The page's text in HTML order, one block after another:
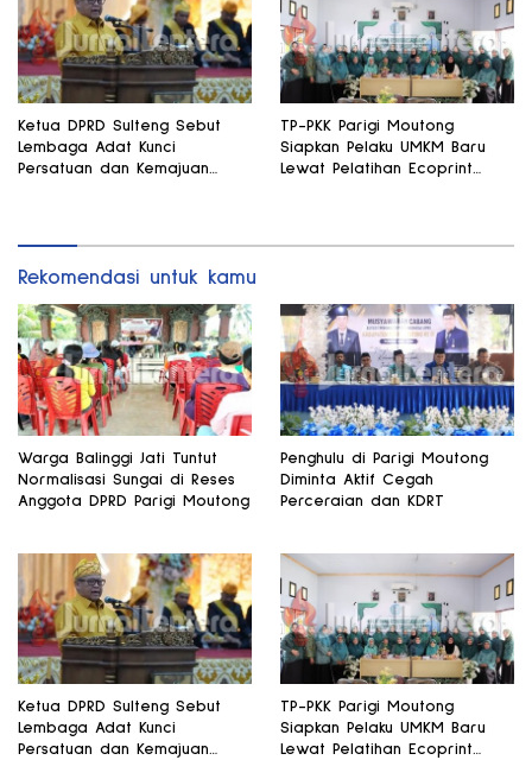
Ketua DPRD Sulteng Sebut
Lembaga Adat Kunci
Persatuan dan Kemajuan
TP-PKK Parigi Moutong
Siapkan Pelaku UMKM Baru
Lewat Pelatihan Ecoprint
Rekomendasi untuk kamu
Warga Balinggi Jati Tuntut
Normalisasi Sungai di Reses
Anggota DPRD Parigi Moutong
Penghulu di Parigi Moutong
Diminta Aktif Cegah
Perceraian dan KDRT
Ketua DPRD Sulteng Sebut
Lembaga Adat Kunci
Persatuan dan Kemajuan
TP-PKK Parigi Moutong
Siapkan Pelaku UMKM Baru
Lewat Pelatihan Ecoprint